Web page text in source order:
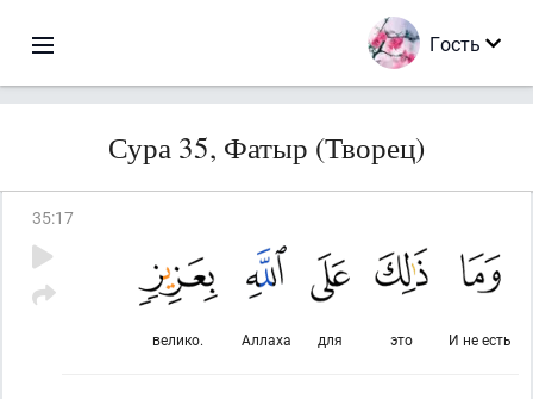
Гость
Сура 35, Фатыр (Творец)
35:17
И не есть
это
для
Аллаха
велико.